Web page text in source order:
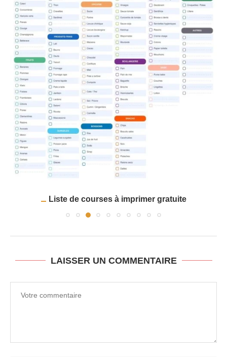
Liste de courses à imprimer gratuite
LAISSER UN COMMENTAIRE